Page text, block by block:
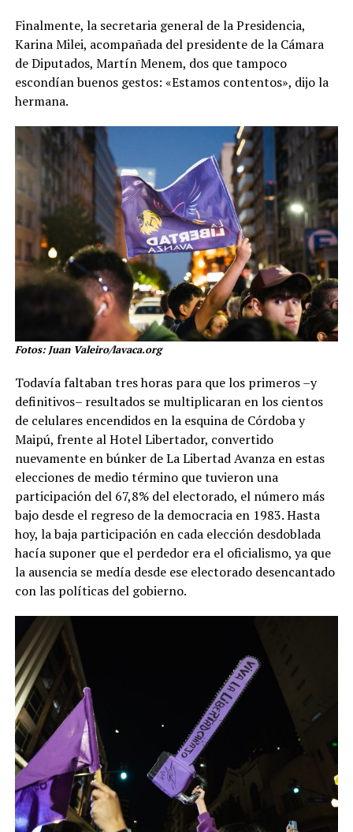
Finalmente, la secretaria general de la Presidencia,
Karina Milei, acompañada del presidente de la Cámara
de Diputados, Martín Menem, dos que tampoco
escondían buenos gestos: «Estamos contentos», dijo la
hermana.
Fotos: Juan Valeiro/lavaca.org
Todavía faltaban tres horas para que los primeros –y
definitivos– resultados se multiplicaran en los cientos
de celulares encendidos en la esquina de Córdoba y
Maipú, frente al Hotel Libertador, convertido
nuevamente en búnker de La Libertad Avanza en estas
elecciones de medio término que tuvieron una
participación del 67,8% del electorado, el número más
bajo desde el regreso de la democracia en 1983. Hasta
hoy, la baja participación en cada elección desdoblada
hacía suponer que el perdedor era el oficialismo, ya que
la ausencia se medía desde ese electorado desencantado
con las políticas del gobierno.